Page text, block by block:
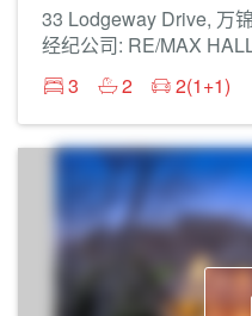
33 Lodgeway Drive, 万
经纪公司: RE/MAX
3
2 2(1+1)